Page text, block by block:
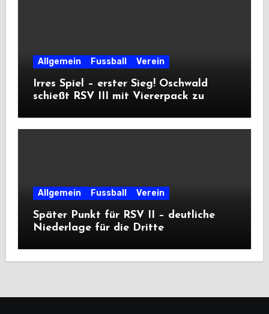
Allgemein Fussball Verein
Irres Spiel – erster Sieg! Oschwald
schießt RSV III mit Viererpack zu
Allgemein Fussball Verein
Später Punkt für RSV II – deutliche
Niederlage für die Dritte